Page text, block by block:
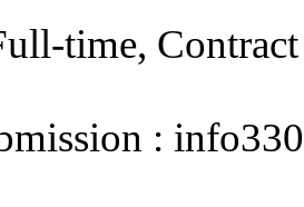
time, Contract
: